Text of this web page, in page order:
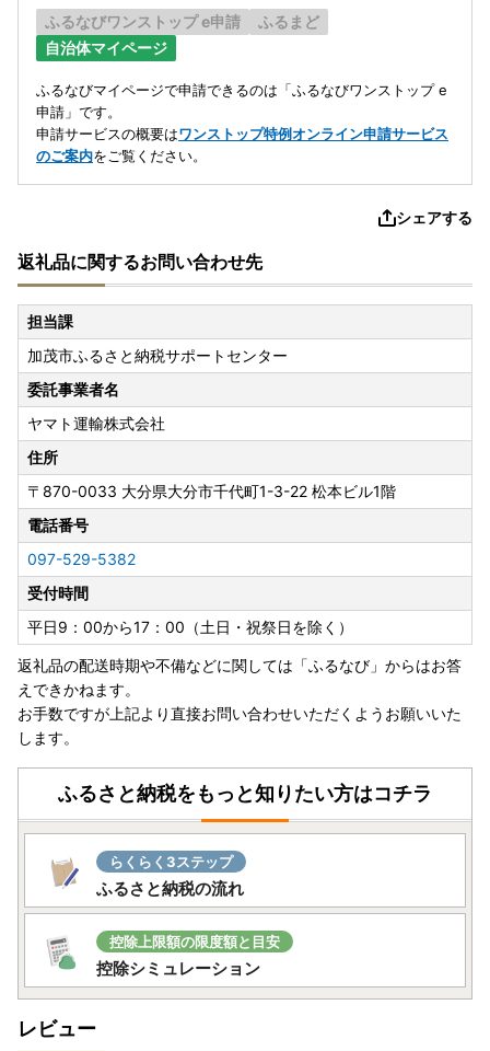
ふるなびワンストップ e申請
ふるまど
自治体マイページ
ふるなびマイページで申請できるのは「ふるなびワンストップ e
申請」です。
申請サービスの概要はワンストップ特例オンライン申請サービス
のご案内をご覧ください。
シェアする
返礼品に関するお問い合わせ先
担当課
加茂市ふるさと納税サポートセンター
委託事業者名
ヤマト運輸株式会社
住所
〒870-0033 大分県大分市千代町1-3-22 松本ビル1階
電話番号
097-529-5382
受付時間
平日9：00から17：00（土日・祝祭日を除く）
返礼品の配送時期や不備などに関しては「ふるなび」からはお答
えできかねます。
お手数ですが上記より直接お問い合わせいただくようお願いいた
します。
ふるさと納税をもっと知りたい方はコチラ
らくらく3ステップ
ふるさと納税の流れ
控除上限額の限度額と目安
控除シミュレーション
レビュー